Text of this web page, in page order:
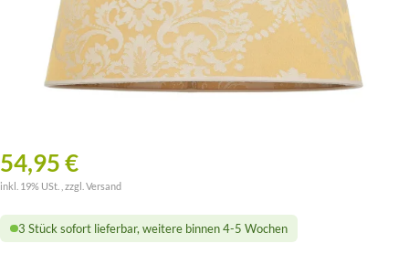
54,95 €
inkl. 19% USt. , zzgl. Versand
3 Stück sofort lieferbar, weitere binnen 4-5 Wochen